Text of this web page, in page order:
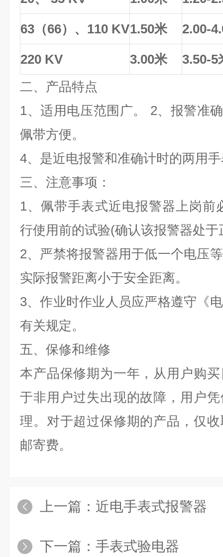
63（66）、110 KV1.50米 2.00-
220 KV 3.00米
3.50-5
二、产品特点
1、适用电压范围广。 2、报警准
佩带方便。
4、是近电报警和准确计时的两用
三、 注意事项：
1、佩带手表式近电报警器上岗前
行使用前的试验(确认该报警器处
2、严禁将报警器用于低一个电压
实际报警距离小于安全距离。
3、作业时作业人员应严格遵守《
有关规定。
五、保修和维修
本产品保修期为一年，从用户购
于非用户过失出现的故障，用户
理。对于超过保修期的产品，仅
邮寄费。
上一篇： 近电手表式报警器
下一篇： 手表式验电器